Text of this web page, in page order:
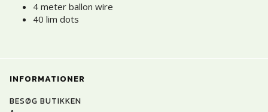
4 meter ballon wire
40 lim dots
INFORMATIONER
BESØG BUTIKKEN